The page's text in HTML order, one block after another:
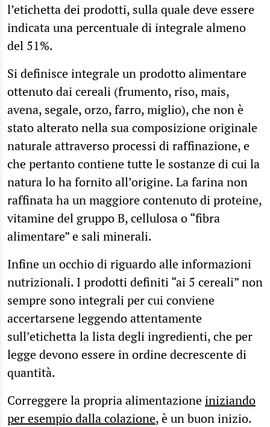
l’etichetta dei prodotti, sulla quale deve essere
indicata una percentuale di integrale almeno
del 51%.
Si definisce integrale un prodotto alimentare
ottenuto dai cereali (frumento, riso, mais,
avena, segale, orzo, farro, miglio), che non è
stato alterato nella sua composizione originale
naturale attraverso processi di raffinazione, e
che pertanto contiene tutte le sostanze di cui la
natura lo ha fornito all’origine. La farina non
raffinata ha un maggiore contenuto di proteine,
vitamine del gruppo B, cellulosa o “fibra
alimentare” e sali minerali.
Infine un occhio di riguardo alle informazioni
nutrizionali. I prodotti definiti “ai 5 cereali” non
sempre sono integrali per cui conviene
accertarsene leggendo attentamente
sull’etichetta la lista degli ingredienti, che per
legge devono essere in ordine decrescente di
quantità.
Correggere la propria alimentazioneiniziando
per esempio dalla colazione, è un buon inizio.